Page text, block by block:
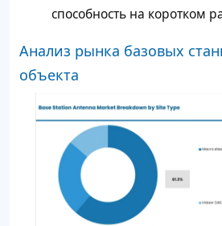
способность на коротком
Анализ рынка базовых
объекта